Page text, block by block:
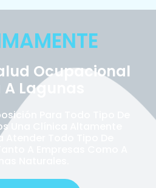
Ocupacional
Lagunas
Para Todo Tipo De
Una Clínica Altamente
Todo Tipo De
A Empresas Como A
Naturales.